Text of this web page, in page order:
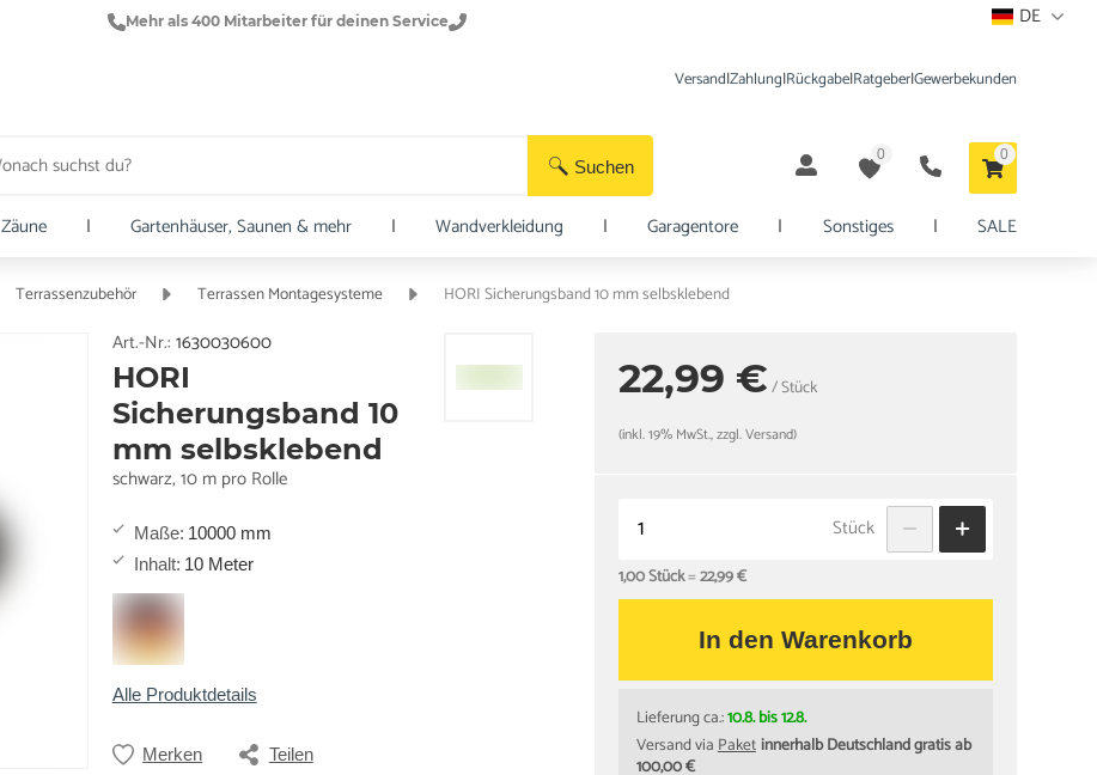
Mehr als 400 Mitarbeiter für deinen Service DE
Suchen
Versand|Zahlung|Rückgabe|Ratgeber|Gewerbekunden
0 0
Zäune | Gartenhäuser, Saunen & mehr | Wandverkleidung | Garagentore | Sonstiges | SALE
Terrassenzubehör Terrassen Montagesysteme HORI Sicherungsband 10 mm selbsklebend
Art.-Nr.: 1630030600
HORI
Sicherungsband 10
mm selbsklebend
schwarz, 10 m pro Rolle
Maße: 10000 mm
Inhalt: 10 Meter
Alle Produktdetails
Merken Teilen
22,99 €/ Stück
(inkl. 19% MwSt., zzgl. Versand)
Stück
1,00 Stück=22,99 €
In den Warenkorb
Lieferung ca.:10.8. bis 12.8.
Versand viaPaketinnerhalb Deutschland gratis ab
100,00 €